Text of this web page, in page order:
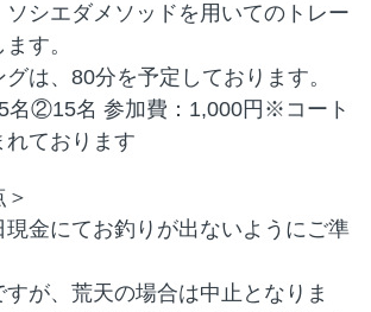
ソシエダメソッドを用いてのトレー
す。
は、80分を予定しております。
②15名 参加費：1,000円※コート
ております
現金にてお釣りが出ないようにご準
すが、荒天の場合は中止となりま